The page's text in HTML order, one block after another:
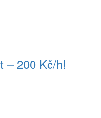
– 200 Kč/h!